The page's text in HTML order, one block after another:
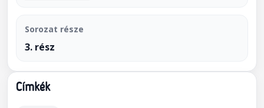
Sorozat része
3. rész
Címkék